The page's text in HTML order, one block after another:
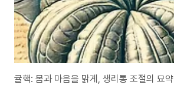
귤핵: 몸과 마음을 맑게, 생리통 조절의 묘약